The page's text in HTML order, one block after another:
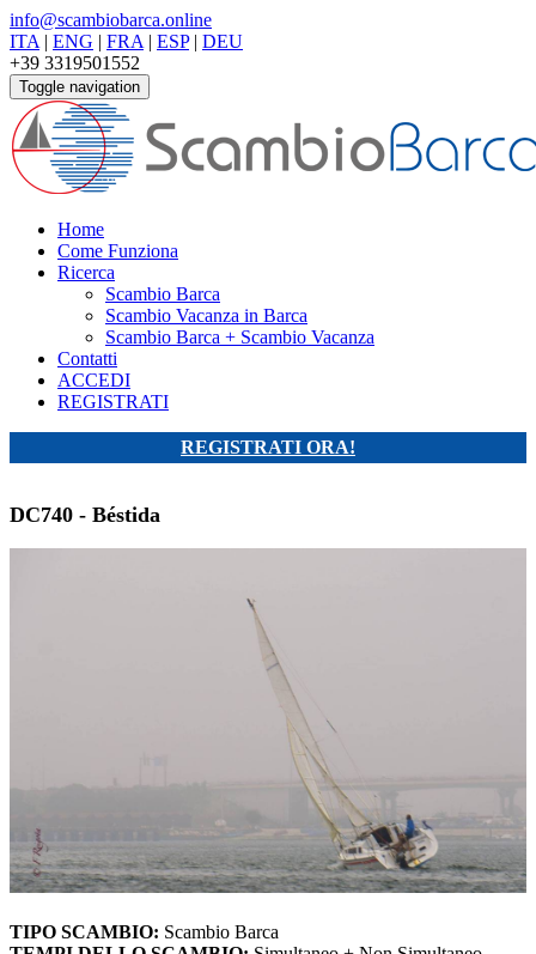
info@scambiobarca.online
ITA | ENG | FRA | ESP| DEU
+39 3319501552
Toggle navigation
Home
Come Funziona
Ricerca
Scambio Barca
Scambio Vacanza in Barca
Scambio Barca + Scambio Vacanza
Contatti
ACCEDI
REGISTRATI
REGISTRATI ORA!
DC740 - Béstida
TIPO SCAMBIO: Scambio Barca